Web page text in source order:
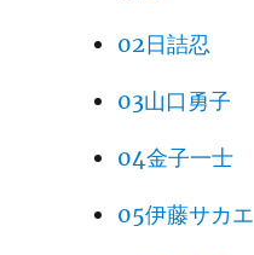
02日詰忍
03山口勇子
04金子一士
05伊藤サカエ